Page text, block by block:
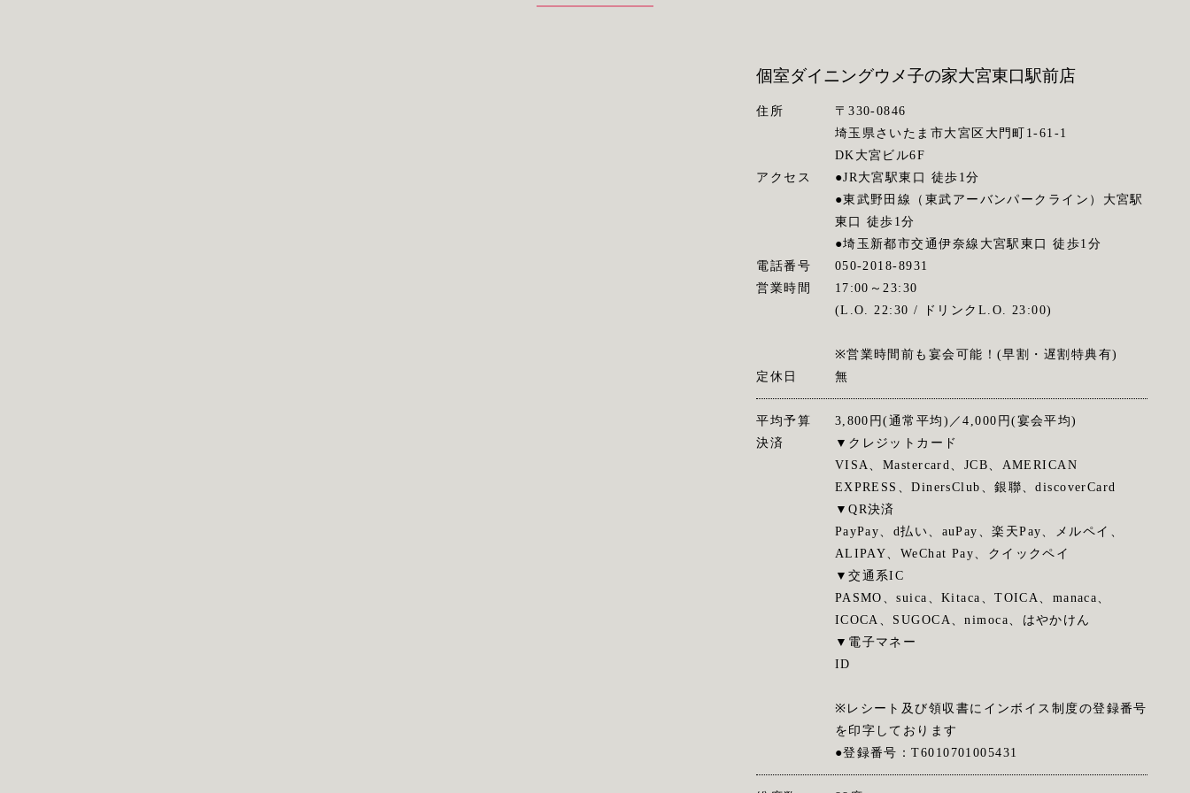
個室ダイニングウメ子の家大宮東口駅前店
住所
〒330-0846
埼玉県さいたま市大宮区大門町1-61-1
DK大宮ビル6F
アクセス
●JR大宮駅東口 徒歩1分
●東武野田線（東武アーバンパークライン）大宮駅
東口 徒歩1分
●埼玉新都市交通伊奈線大宮駅東口 徒歩1分
電話番号
050-2018-8931
営業時間
17:00～23:30
(L.O. 22:30 / ドリンクL.O. 23:00)
※営業時間前も宴会可能！(早割・遅割特典有)
定休日
無
平均予算
3,800円(通常平均)／4,000円(宴会平均)
決済
▼クレジットカード
VISA、Mastercard、JCB、AMERICAN
EXPRESS、DinersClub、銀聯、discoverCard
▼QR決済
PayPay、d払い、auPay、楽天Pay、メルペイ、
ALIPAY、WeChat Pay、クイックペイ
▼交通系IC
PASMO、suica、Kitaca、TOICA、manaca、
ICOCA、SUGOCA、nimoca、はやかけん
▼電子マネー
ID
※レシート及び領収書にインボイス制度の登録番号
を印字しております
●登録番号：T6010701005431